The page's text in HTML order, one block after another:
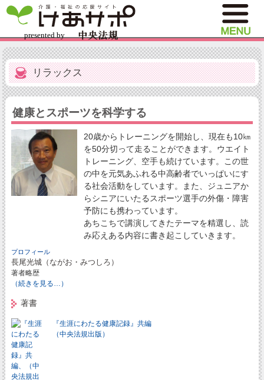
リラックス
健康とスポーツを科学する
20歳からトレーニングを開始し、現在も10㎞
を50分切って走ることができます。ウエイト
トレーニング、空手も続けています。この世
の中を元気あふれる中高齢者でいっぱいにす
る社会活動をしています。また、ジュニアか
らシニアにいたるスポーツ選手の外傷・障害
予防にも携わっています。
あちこちで講演してきたテーマを精選し、読
み応えある内容に書き起こしていきます。
プロフィール
長尾光城（ながお・みつしろ）
著者略歴
（続きを見る…）
著書
『生涯にわたる健康記録』共編
（中央法規出版）